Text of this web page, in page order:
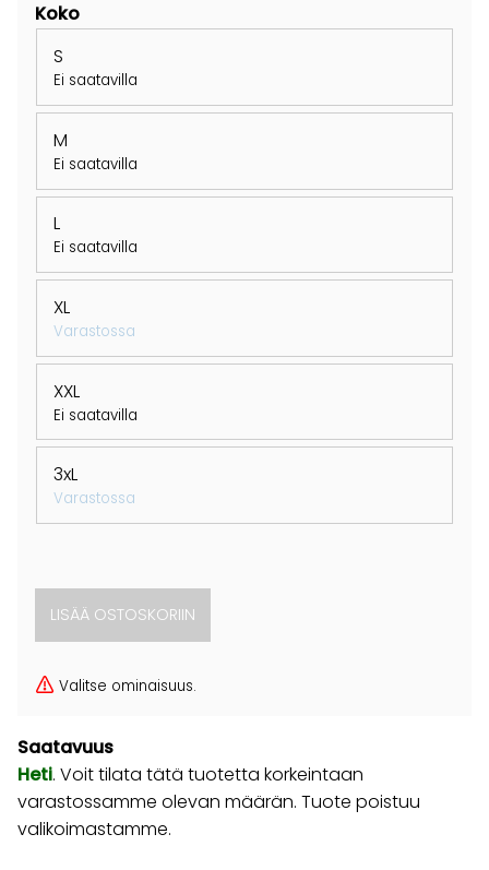
Koko
S
Ei saatavilla
M
Ei saatavilla
L
Ei saatavilla
XL
Varastossa
XXL
Ei saatavilla
3xL
Varastossa
Valitse ominaisuus.
Saatavuus
Heti. Voit tilata tätä tuotetta korkeintaan
varastossamme olevan määrän. Tuote poistuu
valikoimastamme.